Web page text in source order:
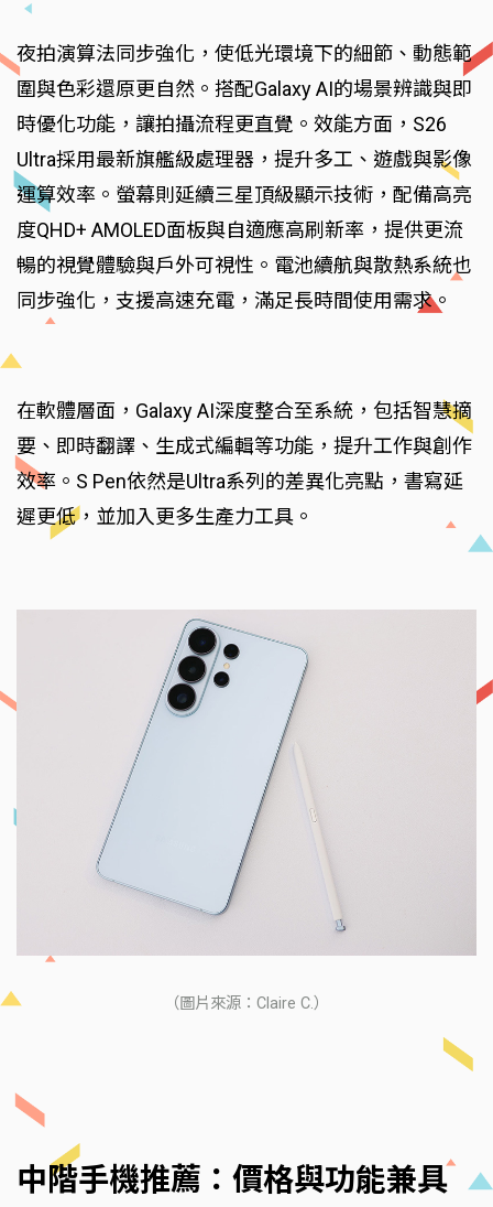
夜拍演算法同步強化，使低光環境下的細節、動態範
圍與色彩還原更自然。搭配Galaxy AI的場景辨識與即
時優化功能，讓拍攝流程更直覺。效能方面，S26
Ultra採用最新旗艦級處理器，提升多工、遊戲與影像
運算效率。螢幕則延續三星頂級顯示技術，配備高亮
度QHD+ AMOLED面板與自適應高刷新率，提供更流
暢的視覺體驗與戶外可視性。電池續航與散熱系統也
同步強化，支援高速充電，滿足長時間使用需求。
在軟體層面，Galaxy AI深度整合至系統，包括智慧摘
要、即時翻譯、生成式編輯等功能，提升工作與創作
效率。S Pen依然是Ultra系列的差異化亮點，書寫延
遲更低，並加入更多生產力工具。
（圖片來源：Claire C.）
中階手機推薦：價格與功能兼具